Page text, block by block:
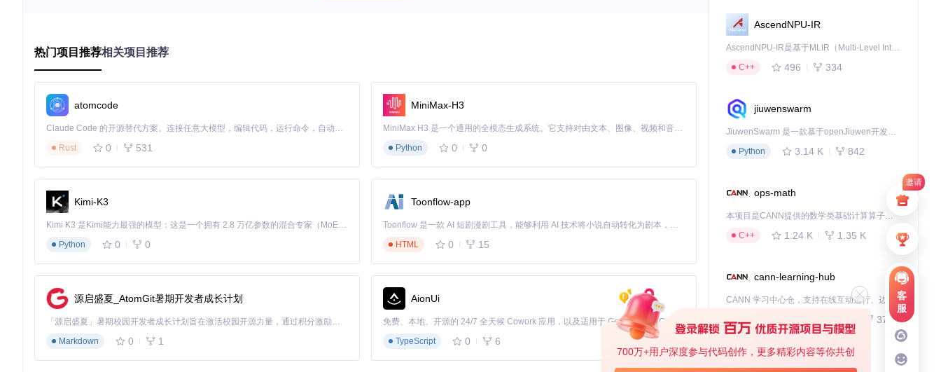
邀请
客
服
700万+用户深度参与代码创作，更多精彩内容等你共创
// 外卖骑手GPS定位坐标(WGS84)
const riderLocation = [116.403988, 39.914266];
// 转换为高德地图坐标(GCJ02)
const amapCoord = gcoord. transform (
  gcoord.
WGS84
// 转换为百度地图坐标(BD09)
const bmapCoord = gcoord.
  riderLocation,
  gcoord.
BD09
);
console
console.log("百度坐标:", bmapCoord); // [116.416616, 39.921966]
坐标问题诊断与解决方案
热门项目推荐相关项目推荐
atomcode
Claude Code 的开源替代方案。连接任意大模型，编辑代码，运行命令，自动验证 — 全自动执行。用 Rust 构建，极致性能。 ｜ An open-source alternative to Claude Code. Connect any LLM, edit code, run commands, and verify changes — autonomously. Built in Rust for speed. Get Started
Rust
0 531
MiniMax-H3
MiniMax H3 是一个通用的全模态生成系统。它支持对由文本、图像、视频和音频组成的多模态上下文进行统一理解，并能生成分辨率高达 2K、时长可达 15 秒的带原生立体声音频的视频。得益于面向任务泛化的系统设计，H3 在预训练阶段就已具备广泛的多模态上下文理解与生成能力，能够出色地执行复杂的多模态指令。
Python
0 0
Kimi-K3
Kimi K3 是Kimi能力最强的模型：这是一个拥有 2.8 万亿参数的混合专家（MoE）模型，具备原生视觉理解能力，并支持 100 万 token 的上下文窗口。
Python
0 0
Toonflow-app
Toonflow 是一款 AI 短剧漫剧工具，能够利用 AI 技术将小说自动转化为剧本，并结合 AI 生成的图片和视频，实现高效的短剧创作。借助 Toonflow，可以轻松完成从文字到影像的全流程，让短剧制作变得更加智能与便捷。
HTML
0 15
源启盛夏_AtomGit暑期开发者成长计划
「源启盛夏」暑期校园开发者成长计划旨在激活校园开源力量，通过积分激励、认证扶持、资源倾斜等形式，引导高校组织和开发者完成「入驻 — 建项目 — 做贡献 — 获认证 — 得资源」的完整闭环。无论你是想带领社团入驻平台的组织者，还是希望用代码贡献证明自己的开发者，都能在这里找到属于你的成长路径。
Markdown
0 1
AionUi
免费、本地、开源的 24/7 全天候 Cowork 应用，以及适用于 Gemini CLI、Claude Code、Codex、OpenCode、Qwen Code、Goose CLI、Auggie 等的 OpenClaw | 🌟 喜欢就点star吧
TypeScript
0 6
AscendNPU-IR
AscendNPU-IR是基于MLIR（Multi-Level Intermediate Representation）构建的，面向昇腾亲和算子编译时使用的中间表示，提供昇腾完备表达能力，通过编译优化提升昇腾AI处理器计算效率，支持通过生态框架使能昇腾AI处理器与深度调优
C++
496 334
jiuwenswarm
JiuwenSwarm 是一款基于openJiuwen开发的智能AI Agent，它能够将大语言模型的强大能力，通过你日常使用的各类通讯应用，直接延伸至你的指尖。
Python
3.14 K 842
ops-math
本项目是CANN提供的数学类基础计算算子库，实现网络在NPU上加速计算。
C++
1.24 K 1.35 K
cann-learning-hub
Jupyter Notebook
372
kernel